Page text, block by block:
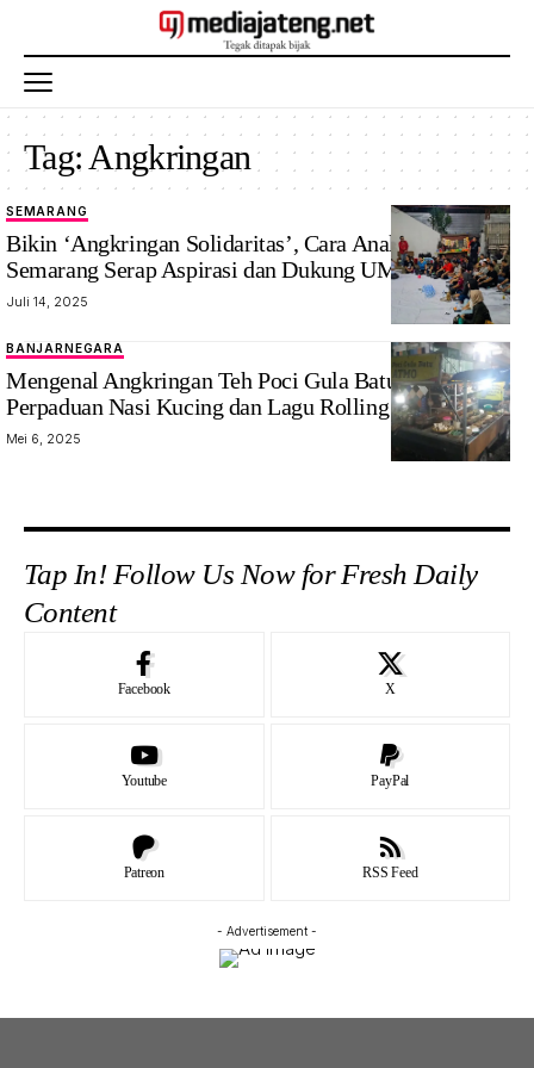
Tag: Angkringan
SEMARANG
Bikin ‘Angkringan Solidaritas’, Cara Anak Muda
Semarang Serap Aspirasi dan Dukung UMKM
Juli 14, 2025
BANJARNEGARA
Mengenal Angkringan Teh Poci Gula Batu Atmo,
Perpaduan Nasi Kucing dan Lagu Rolling Stones
Mei 6, 2025
Tap In! Follow Us Now for Fresh Daily
Content
Facebook X
Youtube PayPal
Patreon RSS Feed
- Advertisement -